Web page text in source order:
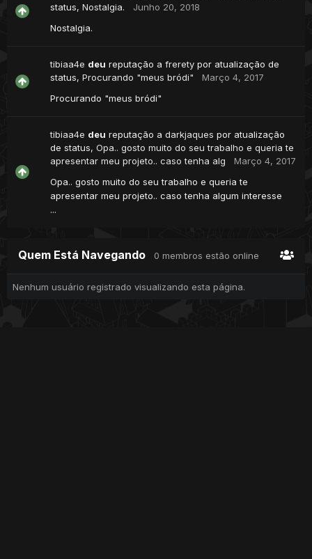
status, Nostalgia.
Junho 20, 2018
Nostalgia.
tibiaa4e deu reputação a frerety por atualização de
status, Procurando "meus bródi"
Março 4, 2017
Procurando "meus bródi"
tibiaa4e deu reputação a darkjaques por atualização
de status, Opa.. gosto muito do seu trabalho e queria te
apresentar meu projeto.. caso tenha alg
Março 4, 2017
Opa.. gosto muito do seu trabalho e queria te
apresentar meu projeto.. caso tenha algum interesse
...
Quem Está Navegando 0 membros estão online
Nenhum usuário registrado visualizando esta página.